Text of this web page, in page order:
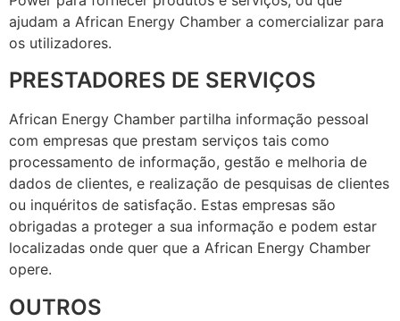
ajudam a African Energy Chamber a comercializar para
os utilizadores.
PRESTADORES DE SERVIÇOS
African Energy Chamber partilha informação pessoal
com empresas que prestam serviços tais como
processamento de informação, gestão e melhoria de
dados de clientes, e realização de pesquisas de clientes
ou inquéritos de satisfação. Estas empresas são
obrigadas a proteger a sua informação e podem estar
localizadas onde quer que a African Energy Chamber
opere.
OUTROS